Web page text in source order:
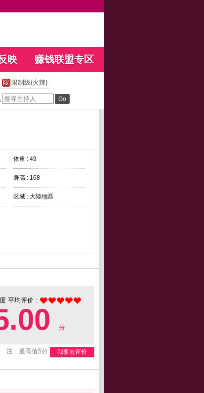
映 赚钱联盟专区
限制级(火辣)
体重 : 49
身高 : 168
区域 : 大陸地區
平均评价 :
分
注 : 最高值5分 我要去评价